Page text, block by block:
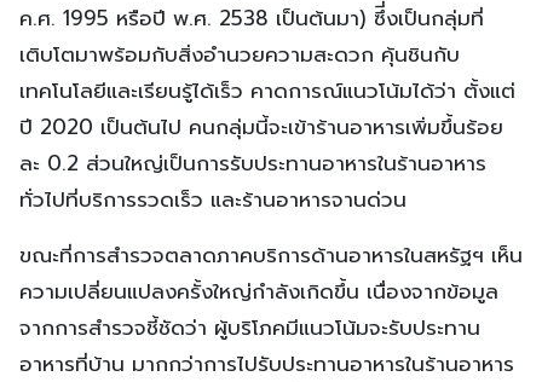
ค.ศ. 1995 หรือปี พ.ศ. 2538 เป็นต้นมา) ซึี่งเป็นกลุ่มที่
เติบโตมาพร้อมกับสิ่งอำนวยความสะดวก คุ้นชินกับ
เทคโนโลยีและเรียนรู้ได้เร็ว คาดการณ์แนวโน้มได้ว่า ตั้งแต่
ปี 2020 เป็นต้นไป คนกลุ่มนี้จะเข้าร้านอาหารเพิ่มขึ้นร้อย
ละ 0.2 ส่วนใหญ่เป็นการรับประทานอาหารในร้านอาหาร
ทั่วไปที่บริการรวดเร็ว และร้านอาหารจานด่วน
ขณะที่การสำรวจตลาดภาคบริการด้านอาหารในสหรัฐฯ เห็น
ความเปลี่ยนแปลงครั้งใหญ่กำลังเกิดขึ้น เนื่องจากข้อมูล
จากการสำรวจชี้ชัดว่า ผู้บริโภคมีแนวโน้มจะรับประทาน
อาหารที่บ้าน มากกว่าการไปรับประทานอาหารในร้านอาหาร